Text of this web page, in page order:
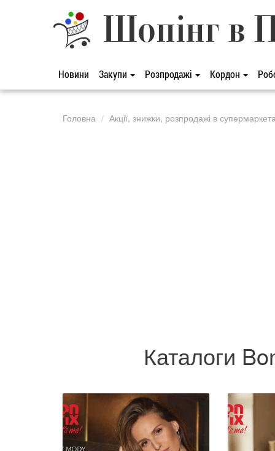
Шопінг в
Новини Закупи Розпродажі Кордон
Головна Акції, знижки, розпродажі в
Каталоги